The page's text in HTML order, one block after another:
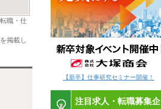
職・仕
掲載し
【新卒】仕事研究セミナー開催！
注目求人・転職募集企